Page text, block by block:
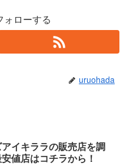
ォローする
uruohada
イキララの販売店を調
値店はコチラから！